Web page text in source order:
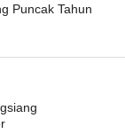
Puncak Tahun